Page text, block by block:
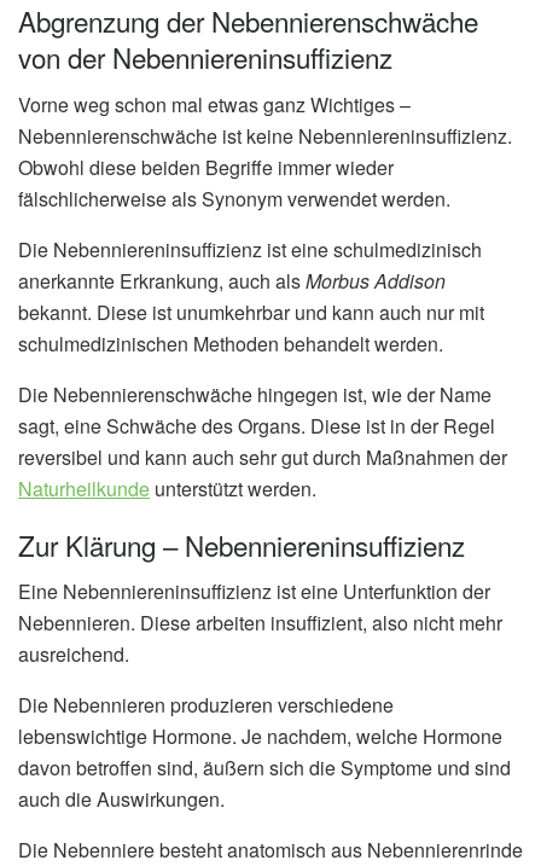
Abgrenzung der Nebennierenschwäche
von der Nebenniereninsuffizienz
Vorne weg schon mal etwas ganz Wichtiges –
Nebennierenschwäche ist keine Nebenniereninsuffizienz.
Obwohl diese beiden Begriffe immer wieder
fälschlicherweise als Synonym verwendet werden.
Die Nebenniereninsuffizienz ist eine schulmedizinisch
anerkannte Erkrankung, auch alsMorbus Addison
bekannt. Diese ist unumkehrbar und kann auch nur mit
schulmedizinischen Methoden behandelt werden.
Die Nebennierenschwäche hingegen ist, wie der Name
sagt, eine Schwäche des Organs. Diese ist in der Regel
reversibel und kann auch sehr gut durch Maßnahmen der
Naturheilkunde unterstützt werden.
Zur Klärung – Nebenniereninsuffizienz
Eine Nebenniereninsuffizienz ist eine Unterfunktion der
Nebennieren. Diese arbeiten insuffizient, also nicht mehr
ausreichend.
Die Nebennieren produzieren verschiedene
lebenswichtige Hormone. Je nachdem, welche Hormone
davon betroffen sind, äußern sich die Symptome und sind
auch die Auswirkungen.
Die Nebenniere besteht anatomisch aus Nebennierenrinde